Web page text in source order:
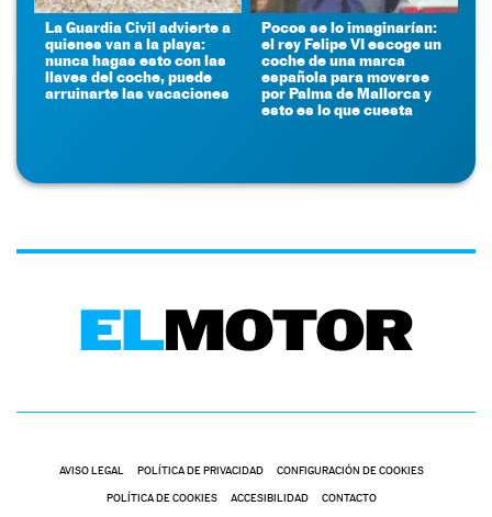
La Guardia Civil advierte a
quienes van a la playa:
nunca hagas esto con las
llaves del coche, puede
arruinarte las vacaciones
Pocos se lo imaginarían:
el rey Felipe VI escoge un
coche de una marca
española para moverse
por Palma de Mallorca y
esto es lo que cuesta
AVISO LEGAL POLÍTICA DE PRIVACIDAD CONFIGURACIÓN DE COOKIES
POLÍTICA DE COOKIES ACCESIBILIDAD CONTACTO